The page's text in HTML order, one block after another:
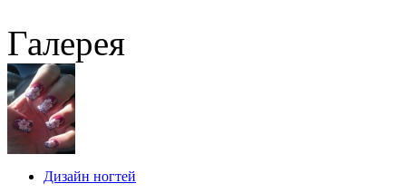
Галерея
Дизайн ногтей